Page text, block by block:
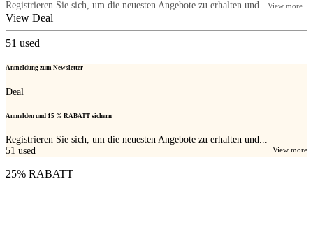
Registrieren Sie sich, um die neuesten Angebote zu erhalten und...View more
View Deal
51 used
Anmeldung zum Newsletter
Deal
Anmelden und 15 % RABATT sichern
Registrieren Sie sich, um die neuesten Angebote zu erhalten und...
View more
51 used
25% RABATT